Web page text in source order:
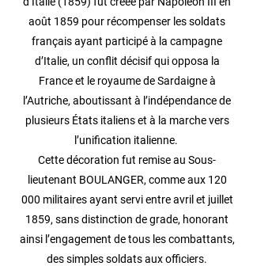
août 1859 pour récompenser les soldats
français ayant participé à la campagne
d’Italie, un conflit décisif qui opposa la
France et le royaume de Sardaigne à
l’Autriche, aboutissant à l’indépendance de
plusieurs États italiens et à la marche vers
l’unification italienne.
Cette décoration fut remise au Sous-
lieutenant BOULANGER, comme aux 120
000 militaires ayant servi entre avril et juillet
1859, sans distinction de grade, honorant
ainsi l’engagement de tous les combattants,
des simples soldats aux officiers.